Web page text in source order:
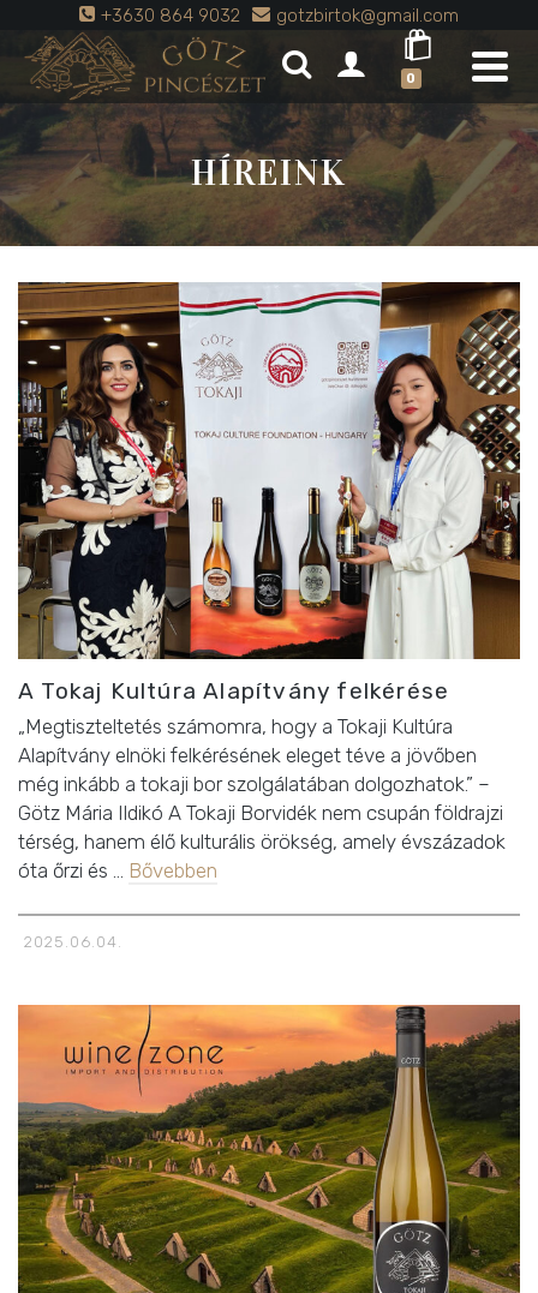
+3630 864 9032 gotzbirtok@gmail.com
0
HÍREINK
A Tokaj Kultúra Alapítvány felkérése
„Megtiszteltetés számomra, hogy a Tokaji Kultúra
Alapítvány elnöki felkérésének eleget téve a jövőben
még inkább a tokaji bor szolgálatában dolgozhatok.” –
Götz Mária Ildikó A Tokaji Borvidék nem csupán földrajzi
térség, hanem élő kulturális örökség, amely évszázadok
óta őrzi és … Bővebben
2025.06.04.